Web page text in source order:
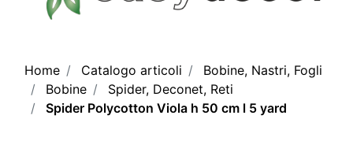
Home Catalogo articoli
Bobine, Nastri, Fogli
Bobine
Spider, Deconet, Reti
Spider Polycotton Viola h 50 cm l 5 yard